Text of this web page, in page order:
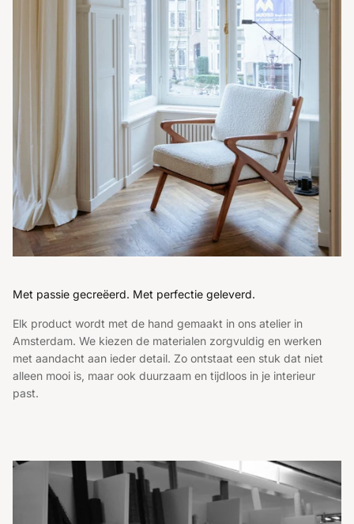
Met passie gecreëerd. Met perfectie geleverd.
Elk product wordt met de hand gemaakt in ons atelier in
Amsterdam. We kiezen de materialen zorgvuldig en werken
met aandacht aan ieder detail. Zo ontstaat een stuk dat niet
alleen mooi is, maar ook duurzaam en tijdloos in je interieur
past.